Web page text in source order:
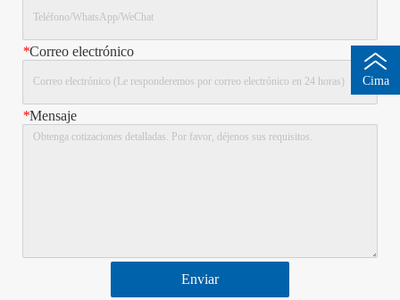
*Correo electrónico
*Mensaje
Enviar
Cima